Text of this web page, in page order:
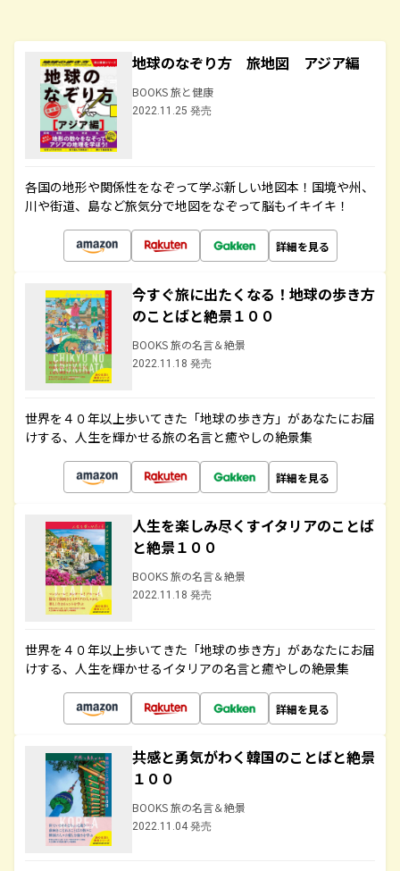
地球のなぞり方 旅地図 アジア編
BOOKS 旅と健康
2022.11.25 発売
各国の地形や関係性をなぞって学ぶ新しい地図本！国境や州、
川や街道、島など旅気分で地図をなぞって脳もイキイキ！
詳細を見る
今すぐ旅に出たくなる！地球の歩き方
のことばと絶景１００
BOOKS 旅の名言＆絶景
2022.11.18 発売
世界を４０年以上歩いてきた「地球の歩き方」があなたにお届
けする、人生を輝かせる旅の名言と癒やしの絶景集
詳細を見る
人生を楽しみ尽くすイタリアのことば
と絶景１００
BOOKS 旅の名言＆絶景
2022.11.18 発売
世界を４０年以上歩いてきた「地球の歩き方」があなたにお届
けする、人生を輝かせるイタリアの名言と癒やしの絶景集
詳細を見る
共感と勇気がわく韓国のことばと絶景
１００
BOOKS 旅の名言＆絶景
2022.11.04 発売